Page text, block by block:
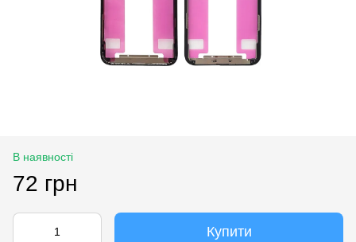
В наявності
72 грн
Купити